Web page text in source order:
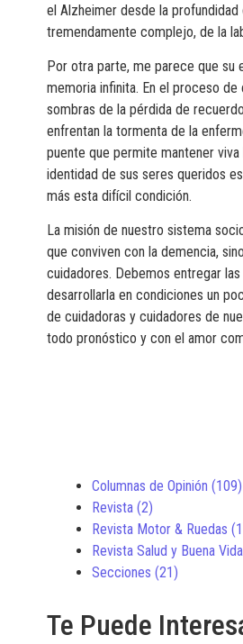
el Alzheimer desde la
tremendamente complejo, de la
Por otra parte, me parece que su
memoria infinita. En el proceso
sombras de la pérdida de
enfrentan la tormenta de la
puente que permite mantener
identidad de sus seres queridos
más esta difícil condición.
La misión de nuestro sistema
que conviven con la demencia,
cuidadores. Debemos entregar
desarrollarla en condiciones un
de cuidadoras y cuidadores de
todo pronóstico y con el amor
Columnas de Opinión (109)
Revista (2)
Revista Motor & Ruedas
Revista Salud y Buena Vida
Secciones (21)
Te Puede